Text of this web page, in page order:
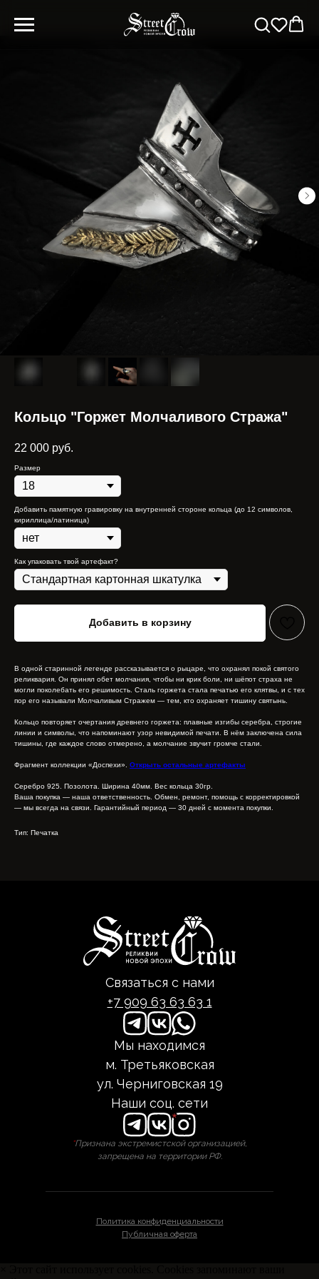
Кольцо "Горжет Молчаливого Стража"
22 000 руб.
Размер
Добавить памятную гравировку на внутренней стороне кольца (до 12 символов,
кириллица/латиница)
Как упаковать твой артефакт?
Добавить в корзину
В одной старинной легенде рассказывается о рыцаре, что охранял покой святого
реликвария. Он принял обет молчания, чтобы ни крик боли, ни шёпот страха не
могли поколебать его решимость. Сталь горжета стала печатью его клятвы, и с тех
пор его называли Молчаливым Стражем — тем, кто охраняет тишину святынь.
Кольцо повторяет очертания древнего горжета: плавные изгибы серебра, строгие
линии и символы, что напоминают узор невидимой печати. В нём заключена сила
тишины, где каждое слово отмерено, а молчание звучит громче стали.
Фрагмент коллекции «Доспехи». Открыть остальные артефакты
Серебро 925. Позолота. Ширина 40мм. Вес кольца 30гр.
Ваша покупка — наша ответственность. Обмен, ремонт, помощь с корректировкой
— мы всегда на связи. Гарантийный период — 30 дней с момента покупки.
Тип: Печатка
Связаться с нами
+7 909 63 63 63 1
Мы находимся
м. Третьяковская
ул. Черниговская 19
Наши соц. сети
*Признана экстремистской организацией,
запрещена на территории РФ.
Политика конфиденциальности
Публичная оферта